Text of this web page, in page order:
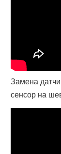
Замена
сенсор на